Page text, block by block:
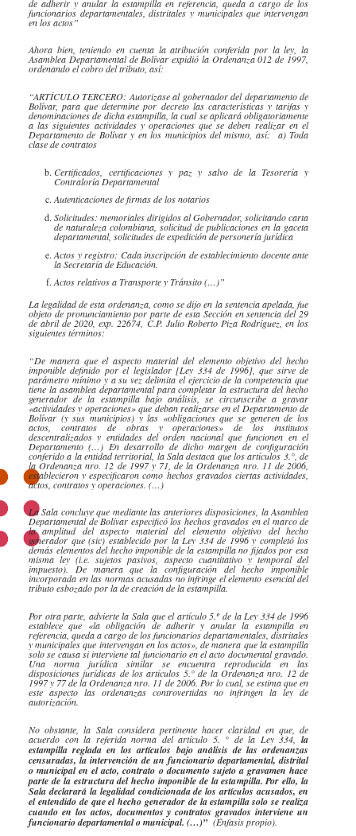
de adherir y anular la estampilla en referencia, queda a cargo de los
funcionarios departamentales,distritalesy municipales que intervengan
en los actos”
Ahora bien, teniendo en cuenta la atribución conferida por la ley, la
Asamblea Departamental de Bolívar expidió la Ordenanza 012 de 1997,
ordenando el cobro del tributo, así:
“ARTÍCULO TERCERO: Autorizase al gobernador del departamento de
Bolívar, para que determine por decreto las características y tarifas y
denominaciones de dicha estampilla, la cual se aplicará obligatoriamente
a las siguientes actividades y operaciones que se deben realizar en el
Departamento de Bolívar y en los municipios del mismo, así: a) Toda
clase de contratos
Certificados, certificaciones y paz y salvo de la Tesorería y
ContraloríaDepartamental
Autenticaciones de firmas de los notarios
Solicitudes: memoriales dirigidos al Gobernador, solicitando carta
de naturaleza colombiana, solicitud de publicaciones en la gaceta
departamental, solicitudes de expedición de personería jurídica
Actos y registro: Cada inscripción de establecimiento docente ante
la Secretaría de Educación.
Actos relativos a Transporte y Tránsito (…)”
La legalidad de esta ordenanza, como se dijo en la sentencia apelada, fue
objeto de pronunciamiento por parte de esta Sección en sentencia del 29
de abril de 2020, exp. 22674, C.P. Julio Roberto PizaRodríguez, en los
siguientes términos:
“De manera que el aspecto material del elemento objetivo del hecho
imponible definido por el legislador [Ley 334 de 1996], que sirve de
parámetro mínimo y a su vez delimita el ejercicio de la competencia que
tiene la asamblea departamental para completar la estructura del hecho
generador de la estampilla bajo análisis, se circunscribe a gravar
«actividades y operaciones» que deban realizarse en el Departamento de
Bolívar (y sus municipios) y las «obligaciones que se generen de los
actos, contratos de obras y operaciones» de los institutos
descentralizados y entidades del orden nacional que funcionen en el
Departamento (…) En desarrollo de dicho margen de configuración
conferido a la entidad territorial, la Sala destaca que los artículos 3.°, de
la Ordenanza nro. 12 de 1997 y 71, de la Ordenanza nro. 11 de 2006,
establecieron y especificaron como hechos gravados ciertas actividades,
actos, contratos y operaciones. (…)
La Sala concluye que mediante las anteriores disposiciones, la Asamblea
Departamental de Bolívar especificó los hechos gravados en el marco de
la amplitud del aspecto material del elemento objetivo del hecho
generador que (sic) establecido por la Ley 334 de 1996 y completó los
demás elementos del hecho imponible de la estampilla no fijados por esa
misma ley (i.e. sujetos pasivos, aspecto cuantitativo y temporal del
impuesto). De manera que la configuración del hecho imponible
incorporada en las normas acusadas no infringe el elemento esencial del
tributo esbozado por la de creación de la estampilla.
Por otra parte, advierte la Sala que el artículo 5.º de la Ley 334 de 1996
establece que «la obligación de adherir y anular la estampilla en
referencia, queda a cargo de los funcionarios departamentales, distritales
y municipales que intervengan en los actos», de manera que la estampilla
solo se causa si interviene tal funcionario en el acto documental gravado.
Una norma jurídica similar se encuentra reproducida en las
disposiciones jurídicas de los artículos 5.° de la Ordenanza nro. 12 de
1997 y 77 de la Ordenanza nro. 11 de 2006. Por lo cual, se estima que en
este aspecto las ordenanzas controvertidas no infringen la ley de
autorización.
No obstante, la Sala considera pertinente hacer claridad en que, de
acuerdo con la referida norma del artículo 5. ° de la Ley 334, la
estampilla reglada en los artículos bajo análisis de las ordenanzas
censuradas, la intervención de un funcionario departamental,distrital
o municipal en el acto, contrato o documento sujeto a gravamen hace
parte de la estructura del hecho imponible de la estampilla. Por ello, la
Sala declarará la legalidad condicionada de los artículos acusados, en
el entendido de que el hecho generador de la estampilla solo se realiza
cuando en los actos, documentos y contratos gravados interviene un
funcionario departamental o municipal. (…)” (Énfasis propio).